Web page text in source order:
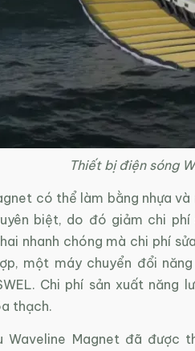
Thiết bị điện sóng
có thể làm bằng nhựa
biệt, do đó giảm chi
nhanh chóng mà chi phí
một máy chuyển đổi
Chi phí sản xuất năng
thạch.
Waveline Magnet đã được